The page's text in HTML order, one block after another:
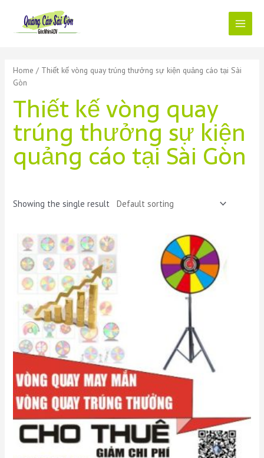
content
Main
Home / Thiết kế vòng quay trúng thưởng sự kiện quảng cáo tại Sài
Gòn
Thiết kế vòng quay
trúng thưởng sự kiện
quảng cáo tại Sài Gòn
Showing the single result